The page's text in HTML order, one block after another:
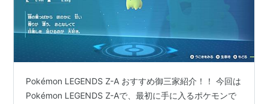
Pokémon LEGENDS Z-A おすすめ御三家紹介！！ 今回は
Pokémon LEGENDS Z-Aで、最初に手に入るポケモンで